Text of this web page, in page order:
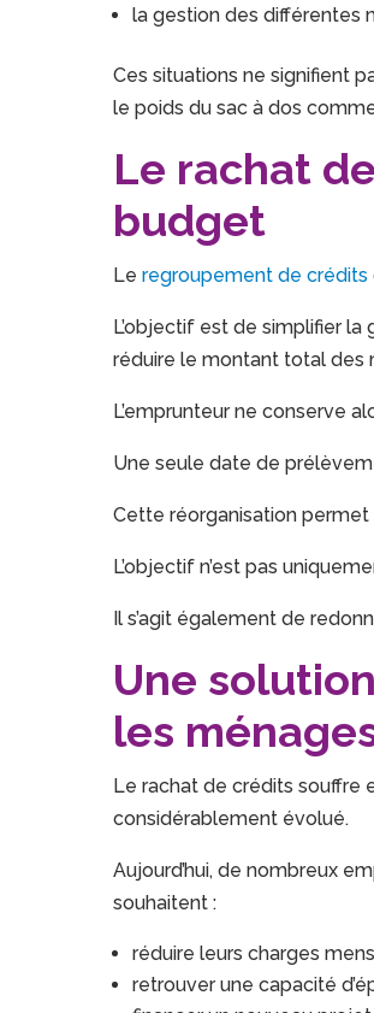
la gestion des différentes
Ces situations ne signifient
le poids du sac à dos
Le rachat
budget
Leregroupement de crédits
L’objectif est de simplifier
réduire le montant total des
L’emprunteur ne conserve
Une seule date de
Cette réorganisation
L’objectif n’est pas
Il s’agit également de
Une
les
Le rachat de crédits souffre
considérablement évolué.
Aujourd’hui, de nombreux
souhaitent :
réduire leurs charges
retrouver une capacité